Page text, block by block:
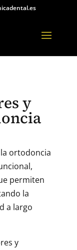
y
ortodoncia
permiten
la
a largo
y